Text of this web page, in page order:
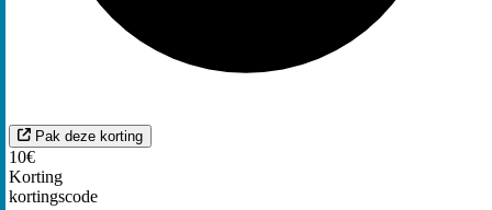
Pak deze korting
10€
Korting
kortingscode